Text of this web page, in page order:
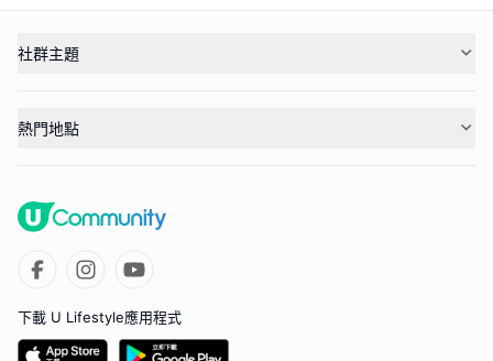
社群主題
熱門地點
下載 U Lifestyle應用程式